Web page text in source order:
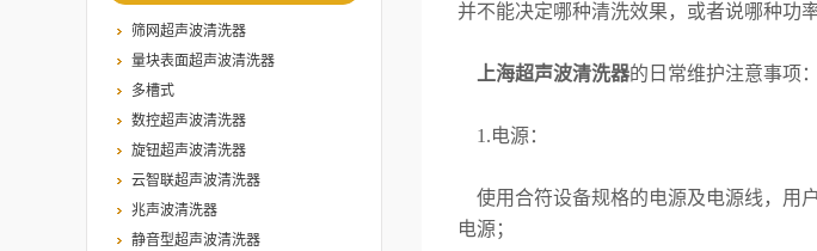
筛网超声波清洗器
量块表面超声波清洗器
多槽式
数控超声波清洗器
旋钮超声波清洗器
云智联超声波清洗器
兆声波清洗器
静音型超声波清洗器
并不能决定哪种清洗效果，或者说哪种功
上海超声波清洗器的日常维护注意事项：
1.电源：
使用合符设备规格的电源及电源线，用
电源；